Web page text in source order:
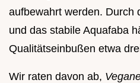
aufbewahrt werden. Durch
und das stabile Aquafaba
Qualitätseinbußen etwa
Wir raten davon ab,